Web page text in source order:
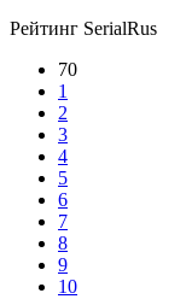
Рейтинг SerialRus
70
1
2
3
4
5
6
7
8
9
10